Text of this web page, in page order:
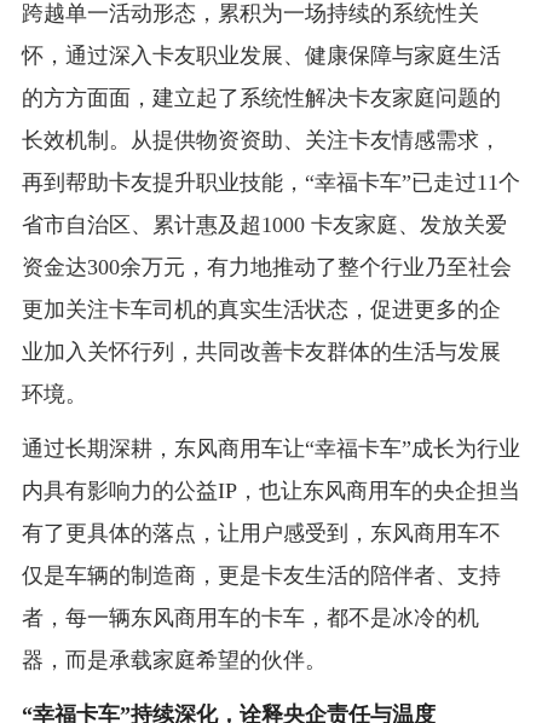
跨越单一活动形态，累积为一场持续的系统性关
怀，通过深入卡友职业发展、健康保障与家庭生活
的方方面面，建立起了系统性解决卡友家庭问题的
长效机制。从提供物资资助、关注卡友情感需求，
再到帮助卡友提升职业技能，“幸福卡车”已走过11个
省市自治区、累计惠及超1000 卡友家庭、发放关爱
资金达300余万元，有力地推动了整个行业乃至社会
更加关注卡车司机的真实生活状态，促进更多的企
业加入关怀行列，共同改善卡友群体的生活与发展
环境。
通过长期深耕，东风商用车让“幸福卡车”成长为行业
内具有影响力的公益IP，也让东风商用车的央企担当
有了更具体的落点，让用户感受到，东风商用车不
仅是车辆的制造商，更是卡友生活的陪伴者、支持
者，每一辆东风商用车的卡车，都不是冰冷的机
器，而是承载家庭希望的伙伴。
“幸福卡车”持续深化，诠释央企责任与温度